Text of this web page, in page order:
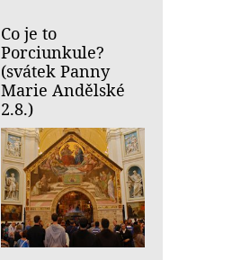
Co je to
Porciunkule?
(svátek Panny
Marie Andělské
2.8.)